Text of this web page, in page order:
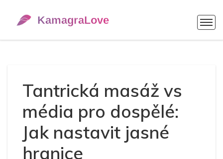
Tantrická masáž vs
média pro dospělé:
Jak nastavit jasné
hranice